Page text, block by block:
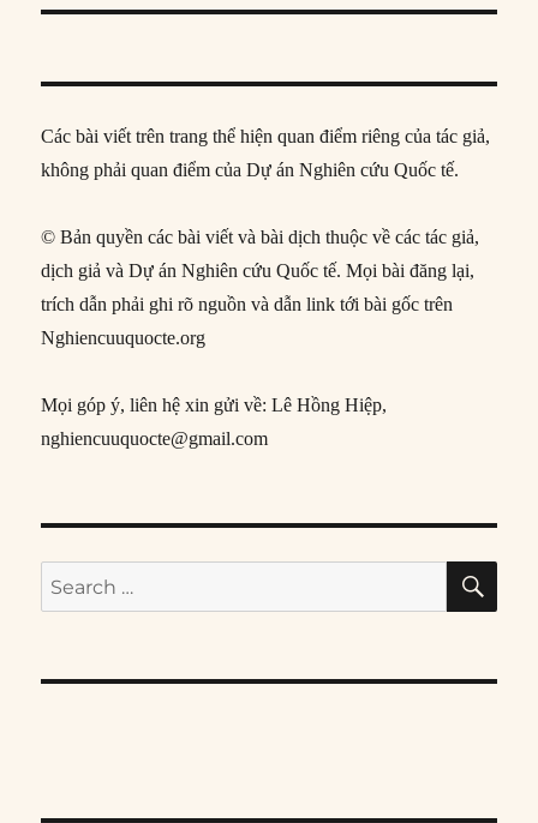
Các bài viết trên trang thể hiện quan điểm riêng của tác giả,
không phải quan điểm của Dự án Nghiên cứu Quốc tế.
© Bản quyền các bài viết và bài dịch thuộc về các tác giả,
dịch giả và Dự án Nghiên cứu Quốc tế. Mọi bài đăng lại,
trích dẫn phải ghi rõ nguồn và dẫn link tới bài gốc trên
Nghiencuuquocte.org
Mọi góp ý, liên hệ xin gửi về: Lê Hồng Hiệp,
nghiencuuquocte@gmail.com
Search
for: